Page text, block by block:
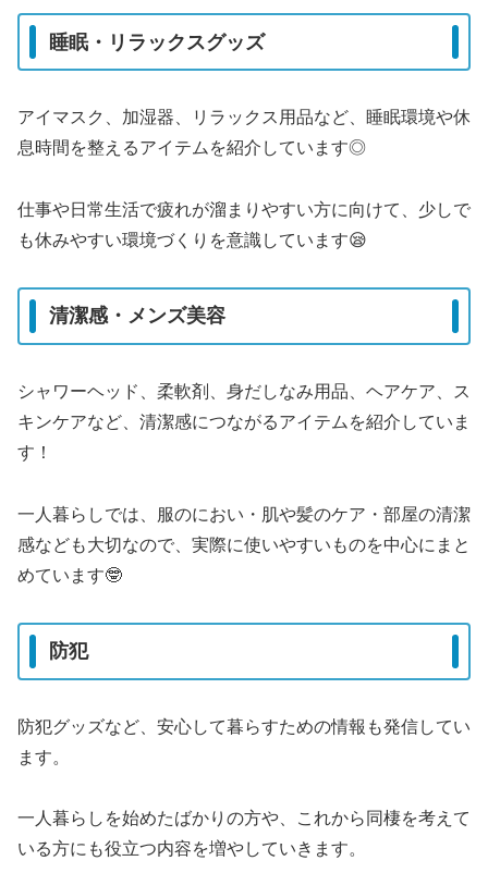
睡眠・リラックスグッズ
アイマスク、加湿器、リラックス用品など、睡眠環境や休
息時間を整えるアイテムを紹介しています◎
仕事や日常生活で疲れが溜まりやすい方に向けて、少しで
も休みやすい環境づくりを意識しています😪
清潔感・メンズ美容
シャワーヘッド、柔軟剤、身だしなみ用品、ヘアケア、ス
キンケアなど、清潔感につながるアイテムを紹介していま
す！
一人暮らしでは、服のにおい・肌や髪のケア・部屋の清潔
感なども大切なので、実際に使いやすいものを中心にまと
めています🤓
防犯
防犯グッズなど、安心して暮らすための情報も発信してい
ます。
一人暮らしを始めたばかりの方や、これから同棲を考えて
いる方にも役立つ内容を増やしていきます。